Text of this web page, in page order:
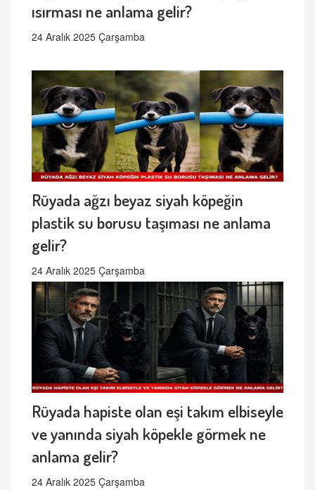
ısırması ne anlama gelir?
24 Aralık 2025 Çarşamba
Rüyada ağzı beyaz siyah köpeğin
plastik su borusu taşıması ne anlama
gelir?
24 Aralık 2025 Çarşamba
Rüyada hapiste olan eşi takım elbiseyle
ve yanında siyah köpekle görmek ne
anlama gelir?
24 Aralık 2025 Çarşamba